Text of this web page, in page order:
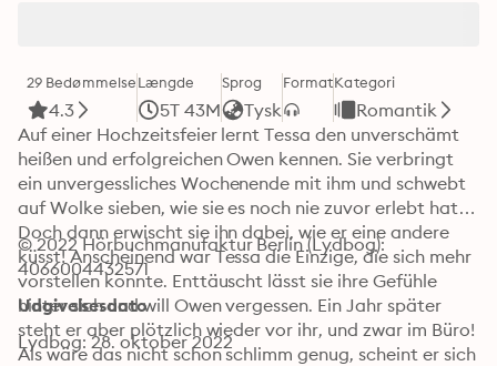
29 Bedømmelse
4.3
Længde
5T 43M
Sprog
Tysk
FormatKategori
Romantik
Auf einer Hochzeitsfeier lernt Tessa den unverschämt
heißen und erfolgreichen Owen kennen. Sie verbringt
ein unvergessliches Wochenende mit ihm und schwebt
auf Wolke sieben, wie sie es noch nie zuvor erlebt hat.
Doch dann erwischt sie ihn dabei, wie er eine andere
küsst! Anscheinend war Tessa die Einzige, die sich mehr
vorstellen konnte. Enttäuscht lässt sie ihre Gefühle
hinter sich und will Owen vergessen. Ein Jahr später
steht er aber plötzlich wieder vor ihr, und zwar im Büro!
Als wäre das nicht schon schlimm genug, scheint er sich
© 2022 Hörbuchmanufaktur Berlin (Lydbog):
4066004432571
Udgivelsesdato
Lydbog: 28. oktober 2022